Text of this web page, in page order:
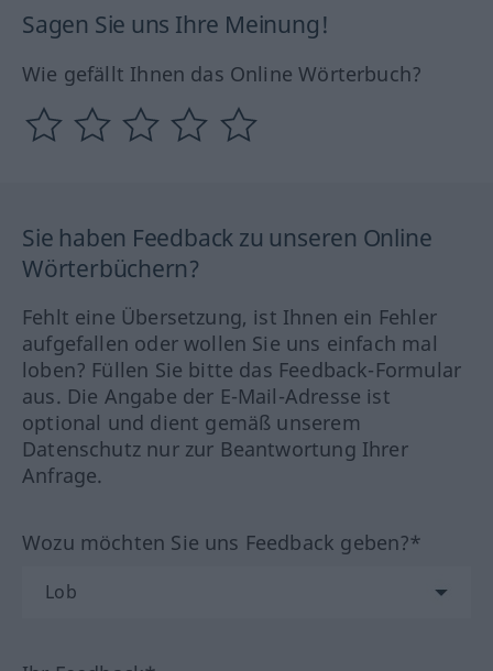
Sagen Sie uns Ihre Meinung!
Wie gefällt Ihnen das Online Wörterbuch?
Sie haben Feedback zu unseren Online
Wörterbüchern?
Fehlt eine Übersetzung, ist Ihnen ein Fehler
aufgefallen oder wollen Sie uns einfach mal
loben? Füllen Sie bitte das Feedback-Formular
aus. Die Angabe der E-Mail-Adresse ist
optional und dient gemäß unserem
Datenschutz nur zur Beantwortung Ihrer
Anfrage.
Wozu möchten Sie uns Feedback geben?*